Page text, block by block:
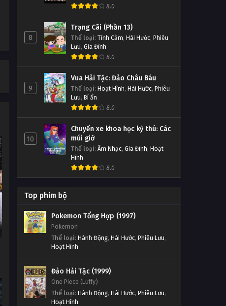
8.0
8
Trạng Cãi (Phần 13)
Thể loại: Tình Cảm, Hài Hước, Phiêu
Lưu, Gia Đình
8.0
9
Vua Hải Tặc: Đảo Châu Báu
Thể loại: Hoạt Hình, Hài Hước, Phiêu
Lưu, Bí ẩn
8.0
10
Chuyến xe khoa học kỳ thú: Các
múi giờ
Thể loại: Âm Nhạc, Gia Đình, Hoạt
Hình
8.0
Top phim bộ
Pokemon Tổng Hợp (1997)
Pokemon
Thể loại: Hành Động, Hài Hước, Phiêu Lưu,
Hoạt Hình
Đảo Hải Tặc (1999)
One Piece (Luffy)
Thể loại: Hành Động, Hài Hước, Phiêu Lưu,
Hoạt Hình